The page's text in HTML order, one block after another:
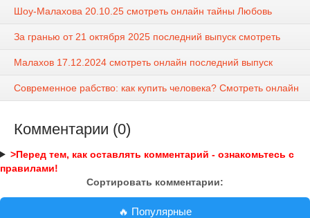
Шоу-Малахова 20.10.25 смотреть онлайн тайны Любовь
За гранью от 21 октября 2025 последний выпуск смотреть
Малахов 17.12.2024 смотреть онлайн последний выпуск
Современное рабство: как купить человека? Смотреть онлайн
Комментарии (0)
>Перед тем, как оставлять комментарий - ознакомьтесь с
правилами!
Сортировать комментарии:
🔥 Популярные